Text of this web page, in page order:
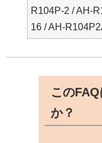
R104P-2 / AH-
16 / AH-
この
か？